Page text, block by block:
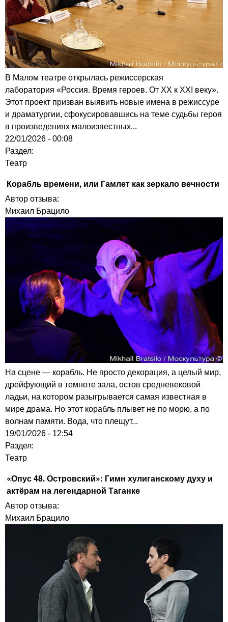
В Малом театре открылась режиссерская
лаборатория «Россия. Время героев. От XX к XXI веку».
Этот проект призван выявить новые имена в режиссуре
и драматургии, сфокусировавшись на теме судьбы героя
в произведениях малоизвестных...
22/01/2026 - 00:08
Раздел:
Театр
Корабль времени, или Гамлет как зеркало вечности
Автор отзыва:
Михаил Брацило
На сцене — корабль. Не просто декорация, а целый мир,
дрейфующий в темноте зала, остов средневековой
ладьи, на котором разыгрывается самая известная в
мире драма. Но этот корабль плывет не по морю, а по
волнам памяти. Вода, что плещут...
19/01/2026 - 12:54
Раздел:
Театр
«Опус 48. Островский»: Гимн хулиганскому духу и
актёрам на легендарной Таганке
Автор отзыва:
Михаил Брацило